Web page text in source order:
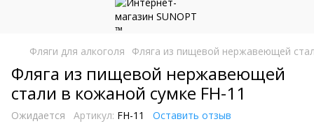
Фляги для алкоголя Фляга из пищевой нержавеющей
Фляга из пищевой нержавеющей
стали в кожаной сумке FH-11
Ожидается Артикул: FH-11 Оставить отзыв